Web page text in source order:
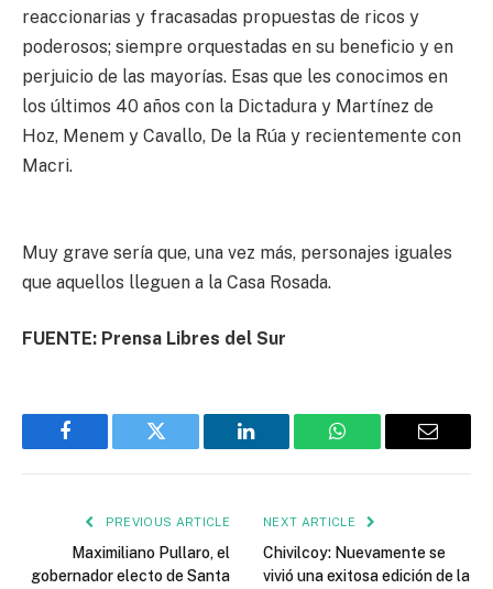
reaccionarias y fracasadas propuestas de ricos y
poderosos; siempre orquestadas en su beneficio y en
perjuicio de las mayorías. Esas que les conocimos en
los últimos 40 años con la Dictadura y Martínez de
Hoz, Menem y Cavallo, De la Rúa y recientemente con
Macri.
Muy grave sería que, una vez más, personajes iguales
que aquellos lleguen a la Casa Rosada.
FUENTE: Prensa Libres del Sur
Facebook Twitter LinkedIn WhatsApp Email
PREVIOUS ARTICLE
Maximiliano Pullaro, el
gobernador electo de Santa
NEXT ARTICLE
Chivilcoy: Nuevamente se
vivió una exitosa edición de la